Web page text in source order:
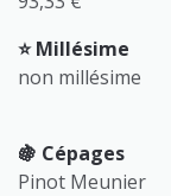
⭐️ Millésime
non millésime
🍇 Cépages
Pinot Meunier